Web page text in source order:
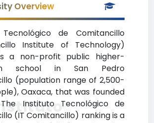
Overview
de Comitancillo
Institute of Technology)
a non-profit public higher-
school in San Pedro
(population range of 2,500-
Oaxaca, that was founded
Instituto Tecnológico de
(IT Comitancillo) ranking is a